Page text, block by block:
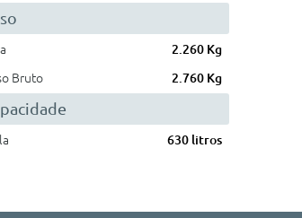
2.260 Kg
Bruto
2.760 Kg
630 litros